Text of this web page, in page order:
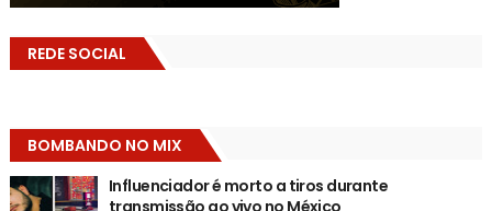
REDE SOCIAL
BOMBANDO NO MIX
Influenciador é morto a tiros durante